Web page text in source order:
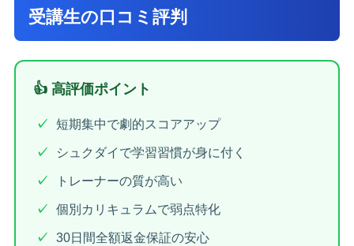
受講生の口コミ評判
👍 高評価ポイント
短期集中で劇的スコアアップ
シュクダイで学習習慣が身に付く
トレーナーの質が高い
個別カリキュラムで弱点特化
30日間全額返金保証の安心